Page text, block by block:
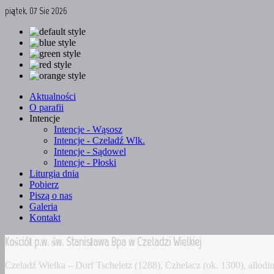
piątek, 07 Sie 2026
Aktualności
O parafii
Intencje
Intencje - Wąsosz
Intencje - Czeladź Wlk.
Intencje - Sądowel
Intencje - Płoski
Liturgia dnia
Pobierz
Piszą o nas
Galeria
Kontakt
Kościół p.w. św. Stanisława Bpa w Czeladzi Wielkiej
Czeladź Wielka – Dorf Tscheletz (1288), Czhelacz (ok. 1300),